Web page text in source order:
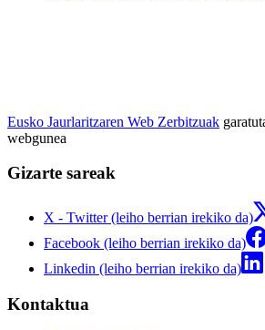
Eusko Jaurlaritzaren Web Zerbitzuak
webgunea
Gizarte sareak
X - Twitter (leiho berrian irekiko da)
Facebook (leiho berrian irekiko da)
Linkedin (leiho berrian irekiko da)
Kontaktua